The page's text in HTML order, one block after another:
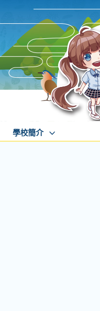
學校簡介